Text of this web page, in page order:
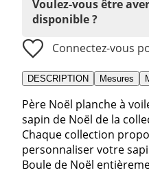
Voulez-vous être
disponible ?
Connectez-vous
DESCRIPTION Mesures
Père Noël planche à
sapin de Noël de la
Chaque collection
personnaliser votre
Boule de Noël